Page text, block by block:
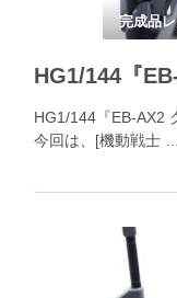
完成品
HG1/144『EB-AX2
今回は、[機動戦士 …